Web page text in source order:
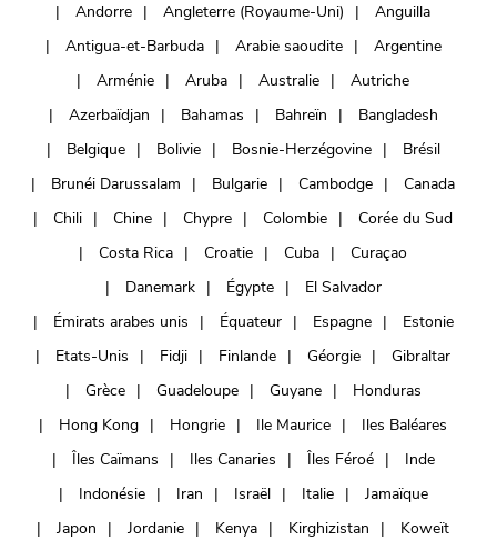
Andorre
Angleterre (Royaume-Uni)
Anguilla
Antigua-et-Barbuda
Arabie saoudite
Argentine
Arménie
Aruba Australie
Autriche
Azerbaïdjan
Bahamas Bahreïn
Bangladesh
Belgique
Bolivie Bosnie-Herzégovine
Brésil
Brunéi Darussalam
Bulgarie Cambodge
Canada
Chili
Chine Chypre Colombie
Corée du Sud
Costa Rica
Croatie Cuba
Curaçao
Danemark
Égypte
El Salvador
Émirats arabes unis
Équateur Espagne
Estonie
Etats-Unis
Fidji Finlande Géorgie
Gibraltar
Grèce
Guadeloupe Guyane
Honduras
Hong Kong
Hongrie Ile Maurice
Iles Baléares
Îles Caïmans
Iles Canaries Îles Féroé
Inde
Indonésie
Iran Israël Italie
Jamaïque
Japon
Jordanie Kenya Kirghizistan
Koweït